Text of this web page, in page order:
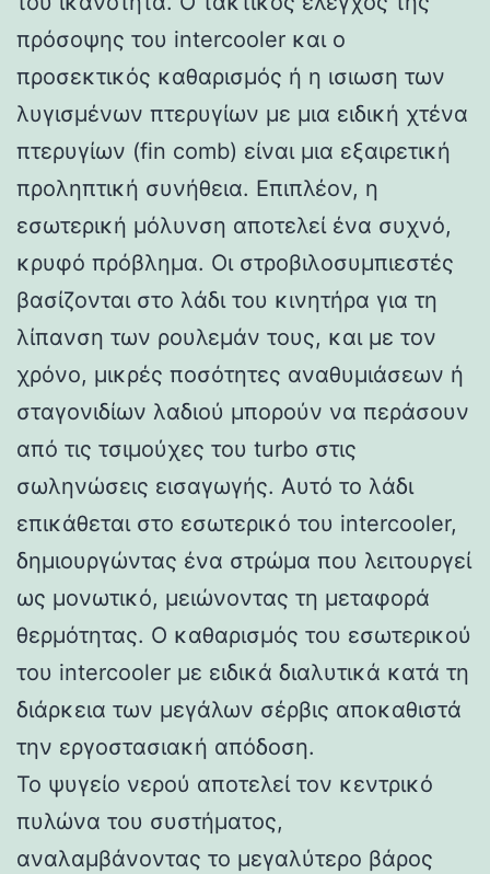
πρόσοψης του intercooler και ο
προσεκτικός καθαρισμός ή η ισιωση των
λυγισμένων πτερυγίων με μια ειδική χτένα
πτερυγίων (fin comb) είναι μια εξαιρετική
προληπτική συνήθεια. Επιπλέον, η
εσωτερική μόλυνση αποτελεί ένα συχνό,
κρυφό πρόβλημα. Οι στροβιλοσυμπιεστές
βασίζονται στο λάδι του κινητήρα για τη
λίπανση των ρουλεμάν τους, και με τον
χρόνο, μικρές ποσότητες αναθυμιάσεων ή
σταγονιδίων λαδιού μπορούν να περάσουν
από τις τσιμούχες του turbo στις
σωληνώσεις εισαγωγής. Αυτό το λάδι
επικάθεται στο εσωτερικό του intercooler,
δημιουργώντας ένα στρώμα που λειτουργεί
ως μονωτικό, μειώνοντας τη μεταφορά
θερμότητας. Ο καθαρισμός του εσωτερικού
του intercooler με ειδικά διαλυτικά κατά τη
διάρκεια των μεγάλων σέρβις αποκαθιστά
την εργοστασιακή απόδοση.
Το ψυγείο νερού αποτελεί τον κεντρικό
πυλώνα του συστήματος,
αναλαμβάνοντας το μεγαλύτερο βάρος